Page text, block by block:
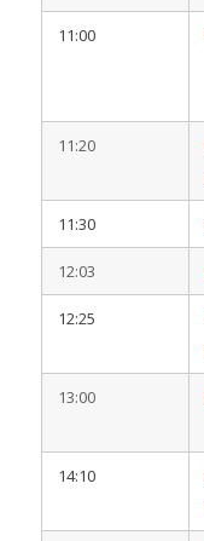
11:00
11:20
11:30
12:03
12:25
13:00
14:10